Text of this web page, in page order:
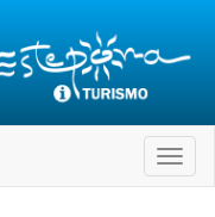
Toggle